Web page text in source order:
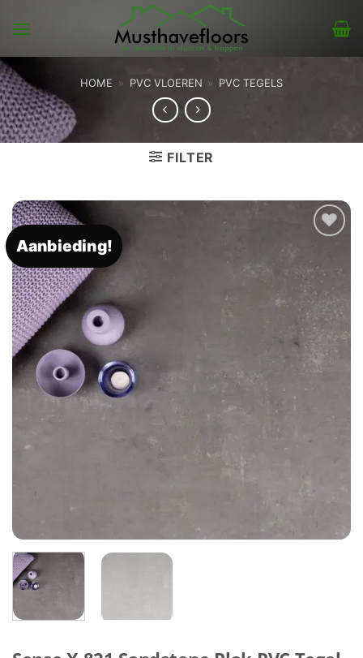
HOME » PVC VLOEREN » PVC TEGELS
FILTER
Aanbieding!
Toevoegen
aan
verlanglijst